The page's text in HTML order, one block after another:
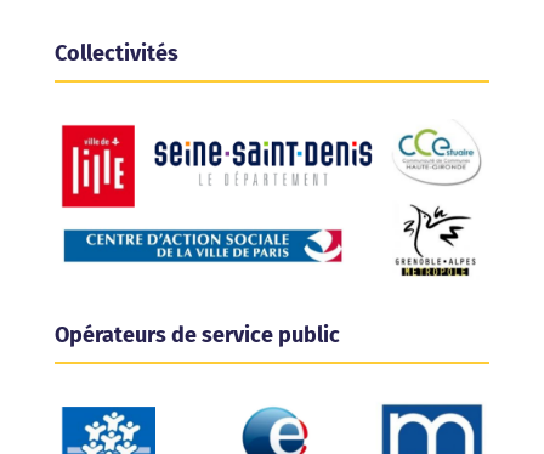
Collectivités
Opérateurs de service public